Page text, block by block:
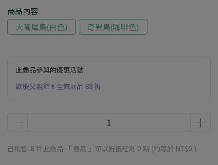
商品內容
大嘴犀鳥(白色)
奇異鳥(咖啡色)
此商品參與的優惠活動
歡慶父親節👨全館商品 88 折
已銷售: 8 件此商品 「 最高 」可以折抵紅利 0 點 (約等於 NT$0 )